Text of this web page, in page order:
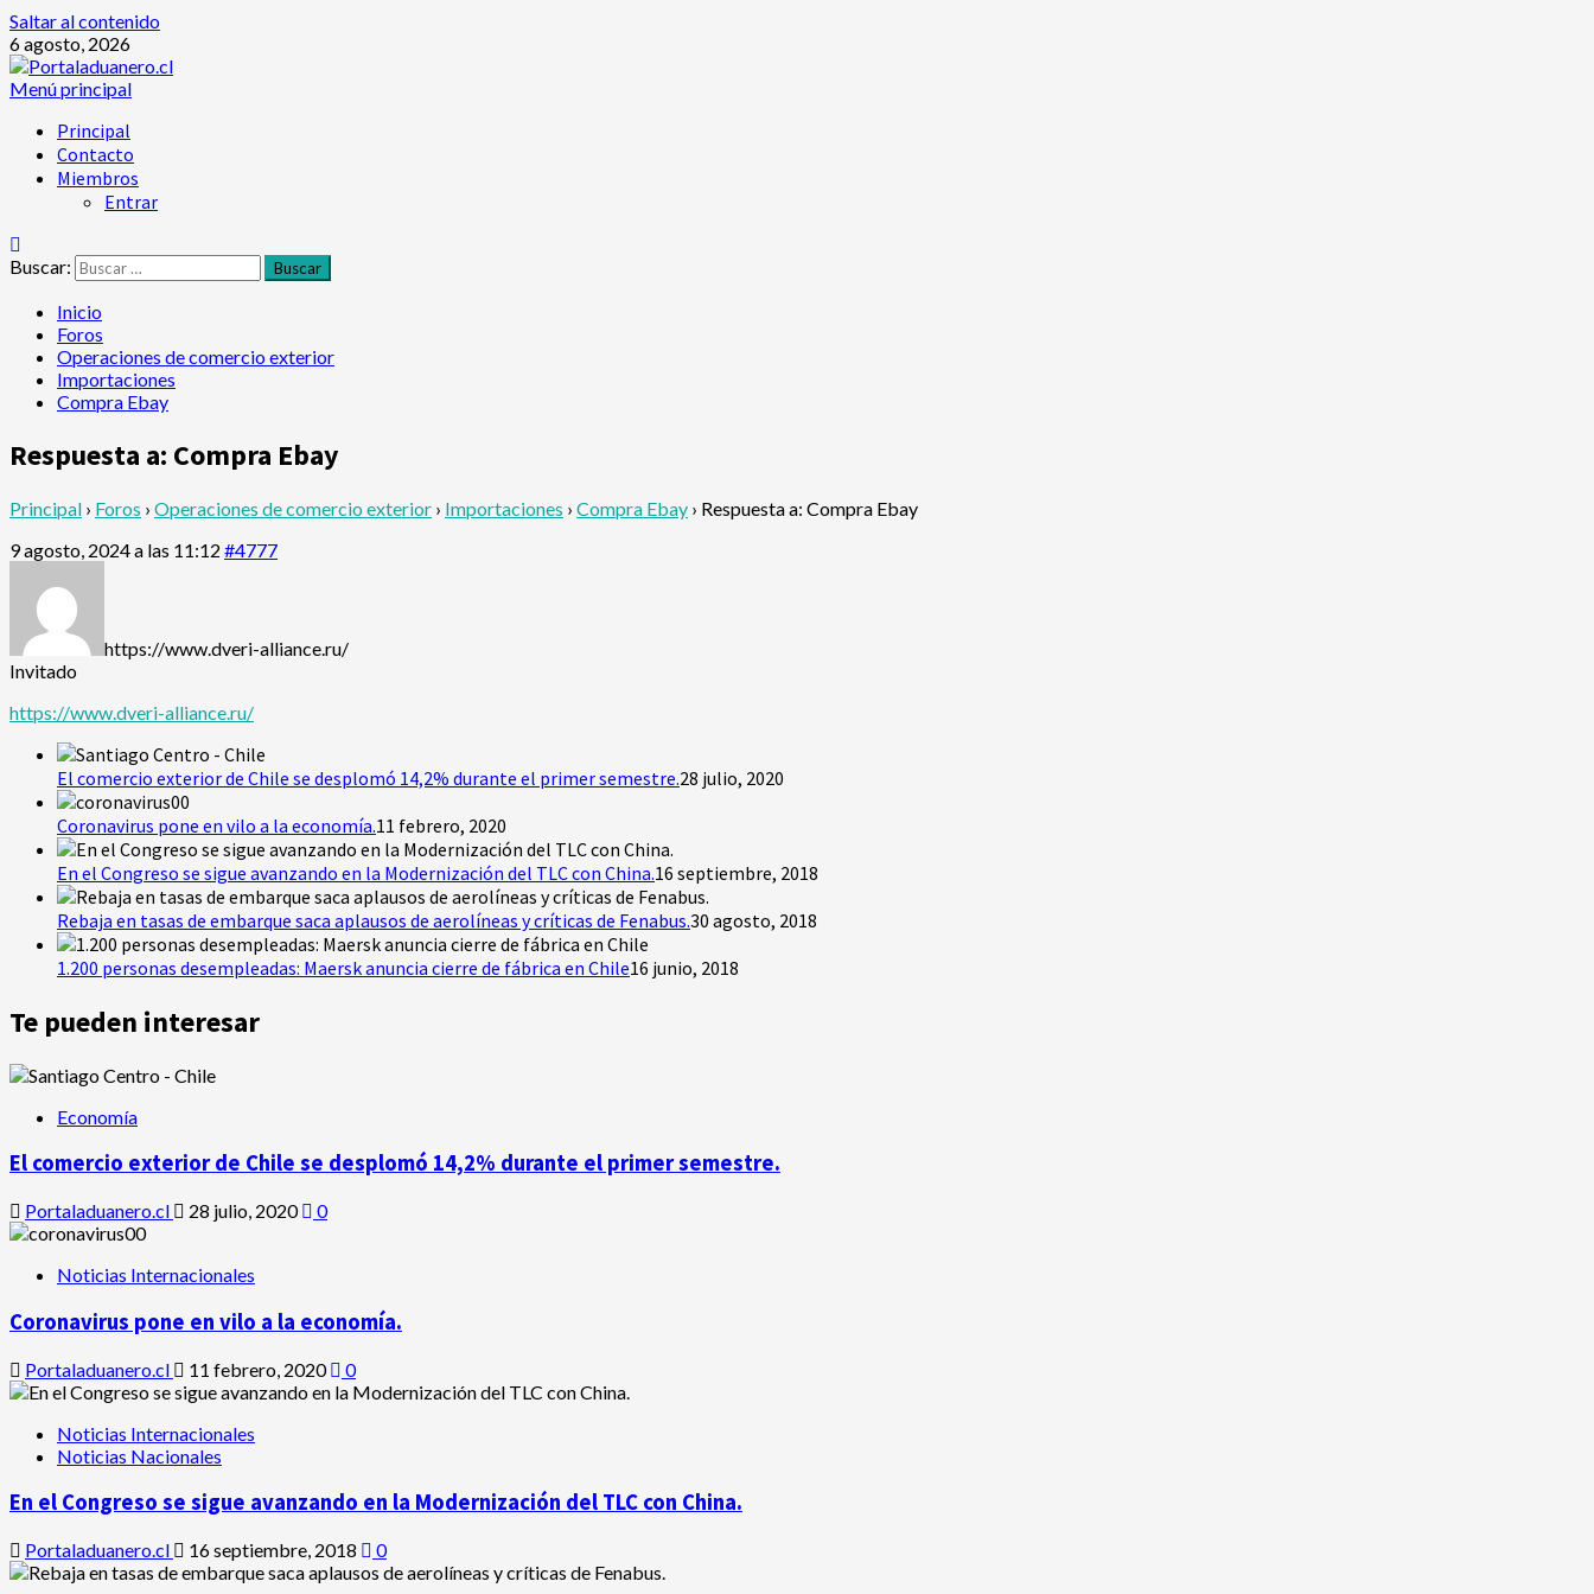
Saltar al contenido
6 agosto, 2026
Menú principal
Principal
Contacto
Miembros
Entrar
Buscar:
Inicio
Foros
Operaciones de comercio exterior
Importaciones
Compra Ebay
Respuesta a: Compra Ebay
Principal › Foros › Operaciones de comercio exterior › Importaciones › Compra Ebay › Respuesta a: Compra Ebay
9 agosto, 2024 a las 11:12 #4777
https://www.dveri-alliance.ru/
Invitado
https://www.dveri-alliance.ru/
El comercio exterior de Chile se desplomó 14,2% durante el primer semestre.28 julio, 2020
Coronavirus pone en vilo a la economía.11 febrero, 2020
En el Congreso se sigue avanzando en la Modernización del TLC con China.16 septiembre, 2018
Rebaja en tasas de embarque saca aplausos de aerolíneas y críticas de Fenabus.30 agosto, 2018
1.200 personas desempleadas: Maersk anuncia cierre de fábrica en Chile16 junio, 2018
Te pueden interesar
Economía
El comercio exterior de Chile se desplomó 14,2% durante el primer semestre.
Portaladuanero.cl 28 julio, 2020 0
Noticias Internacionales
Coronavirus pone en vilo a la economía.
Portaladuanero.cl 11 febrero, 2020 0
Noticias Internacionales
Noticias Nacionales
En el Congreso se sigue avanzando en la Modernización del TLC con China.
Portaladuanero.cl 16 septiembre, 2018 0